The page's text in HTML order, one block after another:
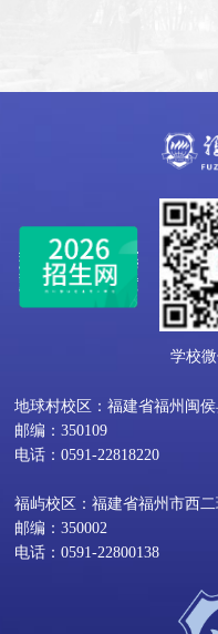
学校
地球村校区：福建省福州闽
邮编：350109
电话：0591-22818220
福屿校区：福建省福州市西
邮编：350002
电话：0591-22800138